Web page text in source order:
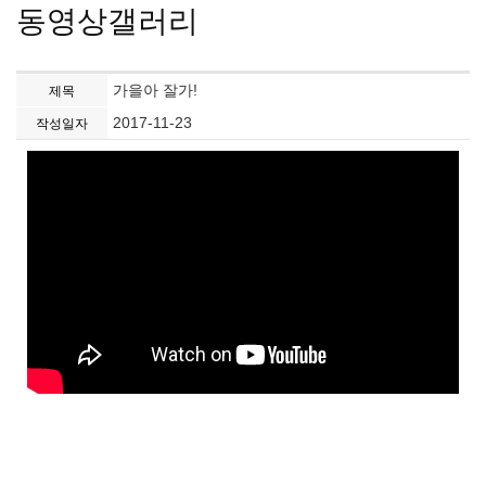
동영상갤러리
제목 가을아 잘가!
작성일자 2017-11-23